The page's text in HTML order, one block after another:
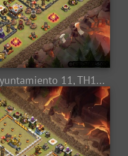
#0340 Diseño de Guerra Ayuntamiento 11, TH11 War Base Layout